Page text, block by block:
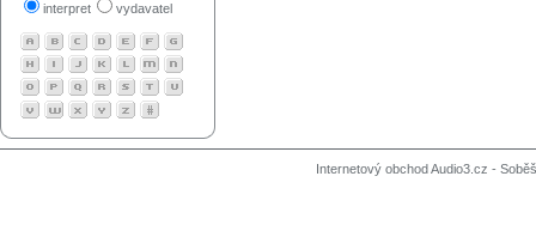
interpret vydavatel
Internetový obchod Audio3.cz -